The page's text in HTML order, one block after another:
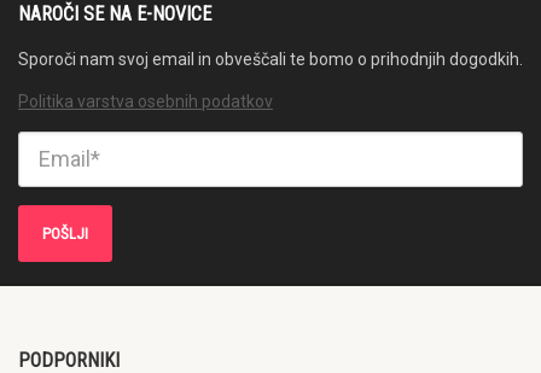
NAROČI SE NA E-NOVICE
Sporoči nam svoj email in obveščali te bomo o prihodnjih dogodkih.
Politika varstva osebnih podatkov
PODPORNIKI